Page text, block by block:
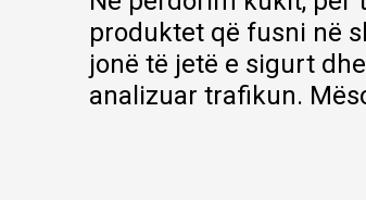
produktet që fusni në
jonë të jetë e sigurt
analizuar trafikun.